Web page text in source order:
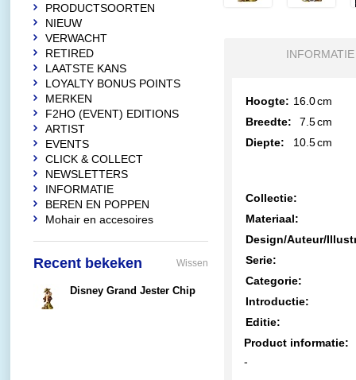
INFORMATIE
Hoogte: 16.0cm
Breedte:
7.5cm
Diepte:
10.5cm
Collectie:
Materiaal:
Design/Auteur/
Serie:
Categorie:
Introductie:
Editie:
Product informatie:
-
PRODUCTSOORTEN
NIEUW
VERWACHT
RETIRED
LAATSTE KANS
LOYALTY BONUS POINTS
MERKEN
F2HO (EVENT) EDITIONS
ARTIST
EVENTS
CLICK & COLLECT
NEWSLETTERS
INFORMATIE
BEREN EN POPPEN
Mohair en accesoires
Recent bekeken Wissen
Disney Grand Jester Chip